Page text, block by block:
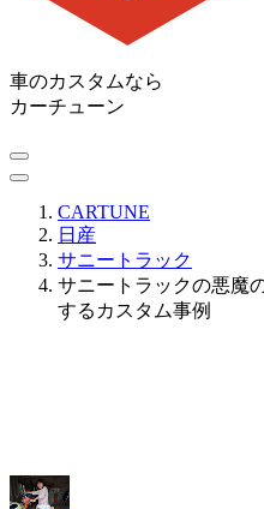
車のカスタムなら
カーチューン
CARTUNE
日産
サニートラック
サニートラックの悪魔
するカスタム事例